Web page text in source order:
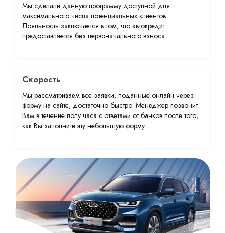
Мы сделали данную программу доступной для
максимального числа потенциальных клиентов.
Лояльность заключается в том, что автокредит
предоставляется без первоначального взноса.
Скорость
Мы рассматриваем все заявки, поданные онлайн через
форму на сайте, достаточно быстро. Менеджер позвонит
Вам в течение полу часа с ответами от банков после того,
как Вы заполните эту небольшую форму.